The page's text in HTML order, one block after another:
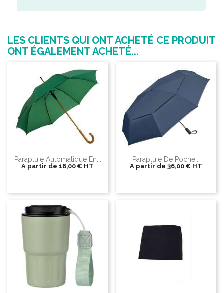
LES CLIENTS QUI ONT ACHETÉ CE PRODUIT
ONT ÉGALEMENT ACHETÉ...
Parapluie Automatique En...
A partir de 18,00 € HT
Parapluie De Poche...
A partir de 36,00 € HT